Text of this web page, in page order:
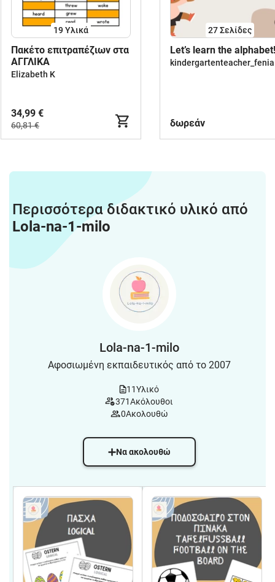
19 Υλικά
Πακέτο επιτραπέζιων στα
ΑΓΓΛΙΚΑ
Elizabeth K
34,99 €
60,81 €
27Σελίδες
Let’s learn the alphabet!
kindergartenteacher_fenia
δωρεάν
Περισσότερα διδακτικό υλικό από
Lola-na-1-milo
Lola-na-1-milo
Αφοσιωμένη εκπαιδευτικός από το 2007
11Υλικό
371Ακόλουθοι
0Ακολουθώ
Να ακολουθώ